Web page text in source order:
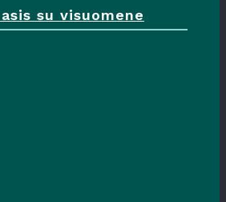
su visuomene